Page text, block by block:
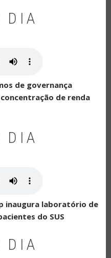
DIA
de governança
de renda
DIA
inaugura laboratório de
do SUS
DIA